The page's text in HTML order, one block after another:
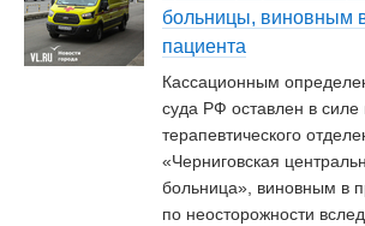
больницы, виновным
пациента
Кассационным
суда РФ оставлен в силе
терапевтического
«Черниговская
больница», виновным в
по неосторожности